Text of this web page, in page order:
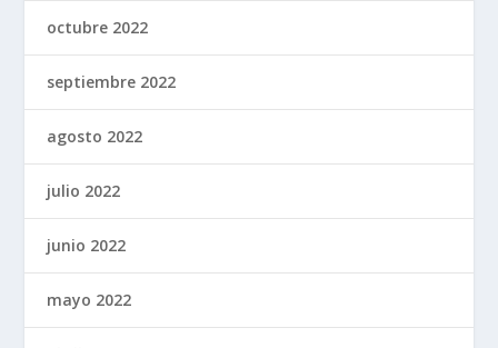
octubre 2022
septiembre 2022
agosto 2022
julio 2022
junio 2022
mayo 2022